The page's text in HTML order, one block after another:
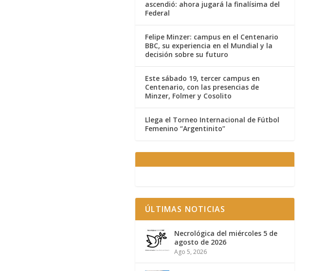
ascendió: ahora jugará la finalísima del
Federal
Felipe Minzer: campus en el Centenario
BBC, su experiencia en el Mundial y la
decisión sobre su futuro
Este sábado 19, tercer campus en
Centenario, con las presencias de
Minzer, Folmer y Cosolito
Llega el Torneo Internacional de Fútbol
Femenino “Argentinito”
ÚLTIMAS NOTICIAS
Necrológica del miércoles 5 de
agosto de 2026
Ago 5, 2026